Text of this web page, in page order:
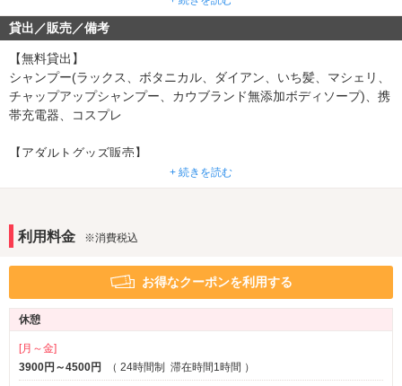
カラオケ
Android充電器
アメニティ
セレクトシャンプー ※一部
3名以上利用可 1名利用可
貸出／販売／備考
【無料貸出】
シャンプー(ラックス、ボタニカル、ダイアン、いち髪、マシェリ、
チャップアップシャンプー、カウブランド無添加ボディソープ)、携
帯充電器、コスプレ
【アダルトグッズ販売】
①ソフトチューブ ②ローション ③ローター ④潮吹貝 ⑤ダブルロー
ター ⑥エロCawaバイブ ⑦極男 ⑧電マ
+ 続きを読む
利用料金 ※消費税込
お得なクーポンを利用する
休憩
[月～金]
3900円～4500円
（ 24時間制 滞在時間1時間 ）